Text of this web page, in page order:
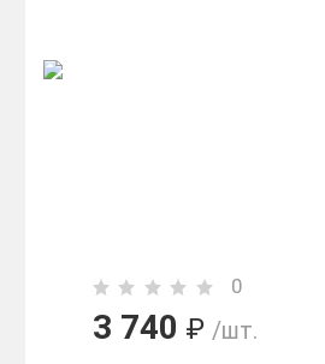
0
3 740 ₽ /шт.